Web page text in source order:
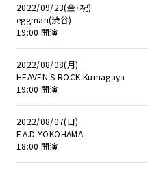
2022/09/23(金・祝)
eggman(渋谷)
19:00 開演
2022/08/08(月)
HEAVEN'S ROCK Kumagaya
19:00 開演
2022/08/07(日)
F.A.D YOKOHAMA
18:00 開演